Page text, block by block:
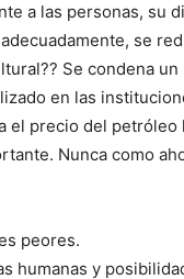
a las personas, su
se
Se condena
en las
el precio del
Nunca como
peores.
humanas y